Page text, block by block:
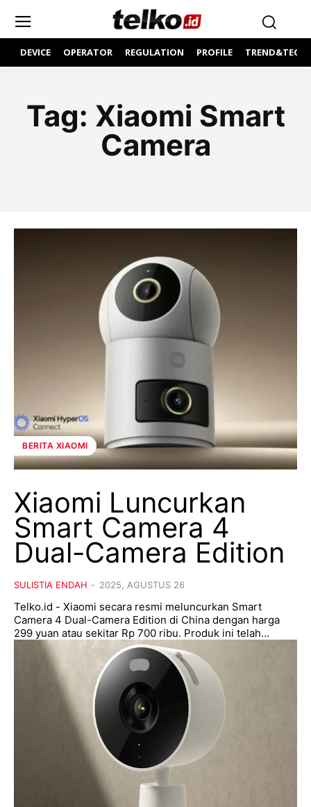
DEVICE OPERATOR REGULATION PROFILE
Tag: Xiaomi Smart
Camera
BERITA XIAOMI
Xiaomi Luncurkan
Smart Camera 4
Dual-Camera Edition
SULISTIA ENDAH - 2025, AGUSTUS 26
Telko.id - Xiaomi secara resmi meluncurkan Smart
Camera 4 Dual-Camera Edition di China dengan harga
299 yuan atau sekitar Rp 700 ribu. Produk ini telah...